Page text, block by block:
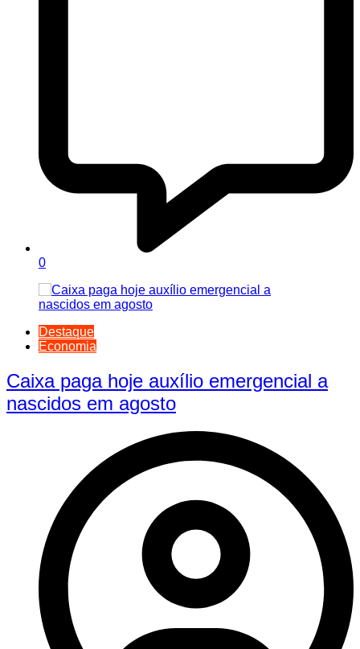
0
Destaque
Economia
Caixa paga hoje auxílio emergencial a
nascidos em agosto